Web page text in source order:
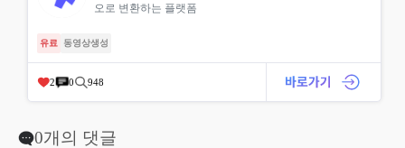
오로 변환하는 플랫폼
유료 동영상생성
2 0 948
0개의 댓글